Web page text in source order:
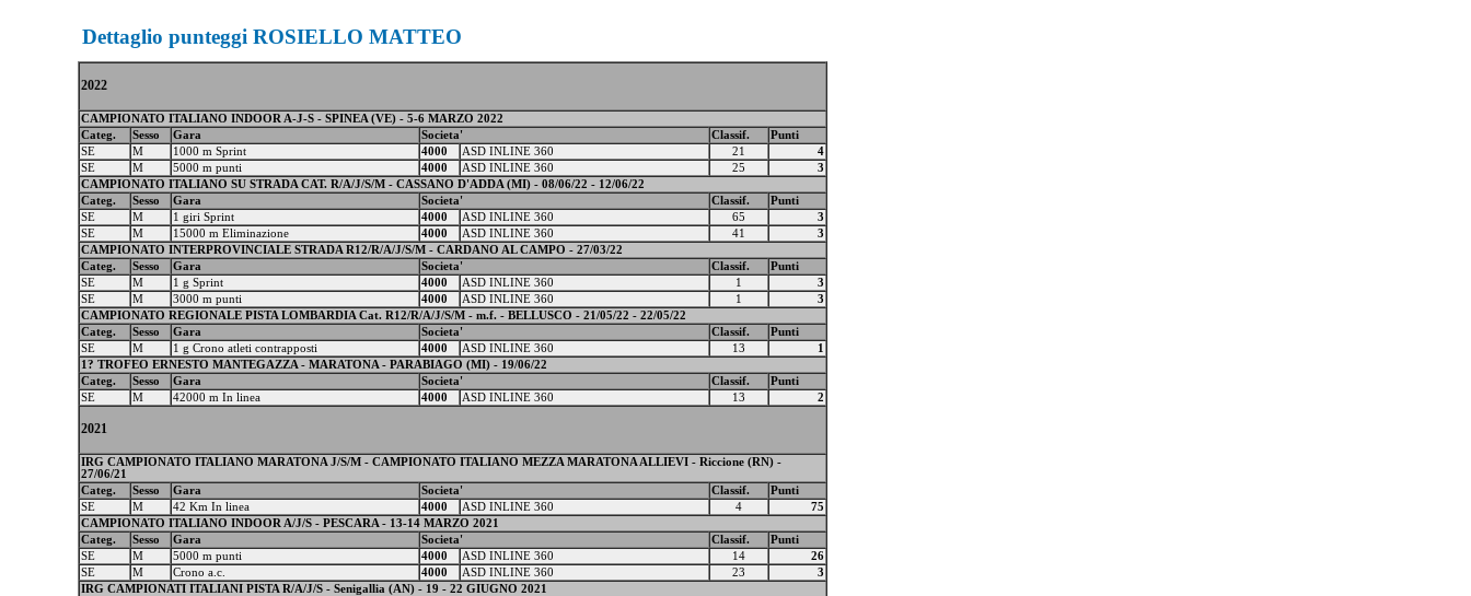
Dettaglio punteggi ROSIELLO MATTEO
2022
CAMPIONATO ITALIANO INDOOR A-J-S - SPINEA (VE) - 5-6 MARZO 2022
Categ.
Sesso Gara Societa' Classif.
Punti
SE
M 1000 m Sprint 4000 ASD INLINE 360 21
4
SE
M 5000 m punti 4000 ASD INLINE 360 25
3
CAMPIONATO ITALIANO SU STRADA CAT. R/A/J/S/M - CASSANO D'ADDA (MI) - 08/06/22 - 12/06/22
Categ.
Sesso Gara Societa' Classif.
Punti
SE
M 1 giri Sprint 4000 ASD INLINE 360 65
3
SE
M 15000 m Eliminazione 4000 ASD INLINE 360 41
3
CAMPIONATO INTERPROVINCIALE STRADA R12/R/A/J/S/M - CARDANO AL CAMPO - 27/03/22
Categ.
Sesso Gara Societa' Classif.
Punti
SE
M 1 g Sprint 4000 ASD INLINE 360 1
3
SE
M 3000 m punti 4000 ASD INLINE 360 1
3
CAMPIONATO REGIONALE PISTA LOMBARDIA Cat. R12/R/A/J/S/M - m.f. - BELLUSCO - 21/05/22 - 22/05/22
Categ.
Sesso Gara Societa' Classif.
Punti
SE
M 1 g Crono atleti contrapposti 4000 ASD INLINE 360 13
1
1? TROFEO ERNESTO MANTEGAZZA - MARATONA - PARABIAGO (MI) - 19/06/22
Categ.
Sesso Gara Societa' Classif.
Punti
SE
M 42000 m In linea 4000 ASD INLINE 360 13 2
2021
IRG CAMPIONATO ITALIANO MARATONA J/S/M - CAMPIONATO ITALIANO MEZZA MARATONA ALLIEVI - Riccione (RN) -
27/06/21
Categ.
Sesso Gara Societa' Classif.
Punti
SE
M 42 Km In linea 4000 ASD INLINE 360 4
75
CAMPIONATO ITALIANO INDOOR A/J/S - PESCARA - 13-14 MARZO 2021
Categ.
Sesso Gara Societa' Classif.
Punti
SE
M 5000 m punti 4000 ASD INLINE 360 14
26
SE
M Crono a.c. 4000 ASD INLINE 360 23
3
IRG CAMPIONATI ITALIANI PISTA R/A/J/S - Senigallia (AN) - 19 - 22 GIUGNO 2021